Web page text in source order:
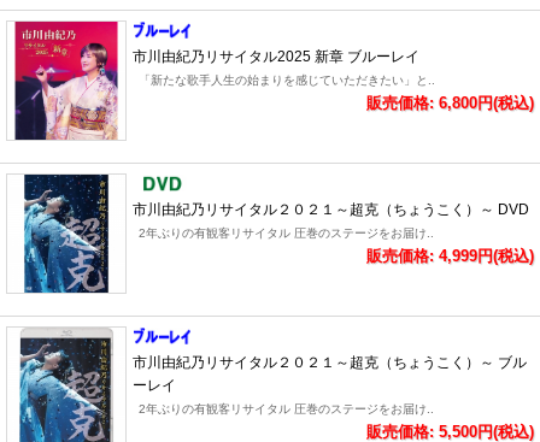
市川由紀乃リサイタル2025 新章 ブルーレイ
「新たな歌手人生の始まりを感じていただきたい」と..
販売価格: 6,800円(税込)
市川由紀乃リサイタル２０２１～超克（ちょうこく）～ DVD
2年ぶりの有観客リサイタル 圧巻のステージをお届け..
販売価格: 4,999円(税込)
市川由紀乃リサイタル２０２１～超克（ちょうこく）～ ブル
ーレイ
2年ぶりの有観客リサイタル 圧巻のステージをお届け..
販売価格: 5,500円(税込)